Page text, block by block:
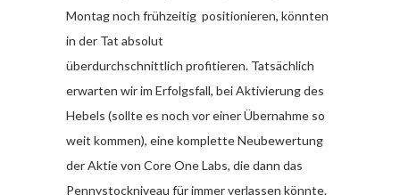
Montag noch frühzeitig positionieren, könnten
in der Tat absolut
überdurchschnittlich profitieren. Tatsächlich
erwarten wir im Erfolgsfall, bei Aktivierung des
Hebels (sollte es noch vor einer Übernahme so
weit kommen), eine komplette Neubewertung
der Aktie von Core One Labs, die dann das
Pennystockniveau für immer verlassen könnte.